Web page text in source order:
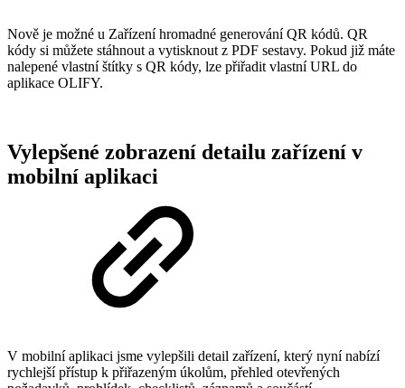
Nově je možné u Zařízení hromadné generování QR kódů. QR
kódy si můžete stáhnout a vytisknout z PDF sestavy. Pokud již máte
nalepené vlastní štítky s QR kódy, lze přiřadit vlastní URL do
aplikace OLIFY.
Vylepšené zobrazení detailu zařízení v
mobilní aplikaci
V mobilní aplikaci jsme vylepšili detail zařízení, který nyní nabízí
rychlejší přístup k přiřazeným úkolům, přehled otevřených